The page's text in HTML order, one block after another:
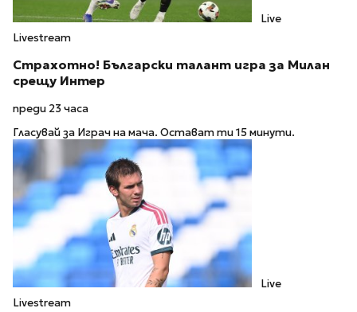
Live
Livestream
Страхотно! Български талант игра за Милан
срещу Интер
преди 23 часа
Гласувай за Играч на мача. Остават ти 15 минути.
Live
Livestream